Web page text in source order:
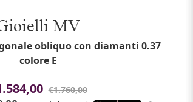
obliquo con diamanti 0.37
colore E
€1.760,00